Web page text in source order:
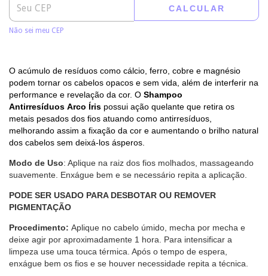
CALCULAR
Não sei meu CEP
O acúmulo de resíduos como cálcio, ferro, cobre e magnésio
podem tornar os cabelos opacos e sem vida, além de interferir na
performance e revelação da cor. O Shampoo
Antirresíduos Arco Íris possui ação quelante que retira os
metais pesados dos fios atuando como antirresíduos,
melhorando assim a fixação da cor e aumentando o brilho natural
dos cabelos sem deixá-los ásperos.
Modo de Uso: Aplique na raiz dos fios molhados, massageando
suavemente. Enxágue bem e se necessário repita a aplicação.
PODE SER USADO PARA DESBOTAR OU REMOVER
PIGMENTAÇÃO
Procedimento: Aplique no cabelo úmido, mecha por mecha e
deixe agir por aproximadamente 1 hora. Para intensificar a
limpeza use uma touca térmica. Após o tempo de espera,
enxágue bem os fios e se houver necessidade repita a técnica.